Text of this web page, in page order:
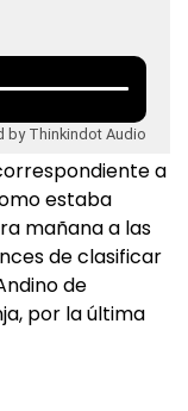
by Thinkindot Audio
a
estaba
mañana a las
de clasificar
de
por la última